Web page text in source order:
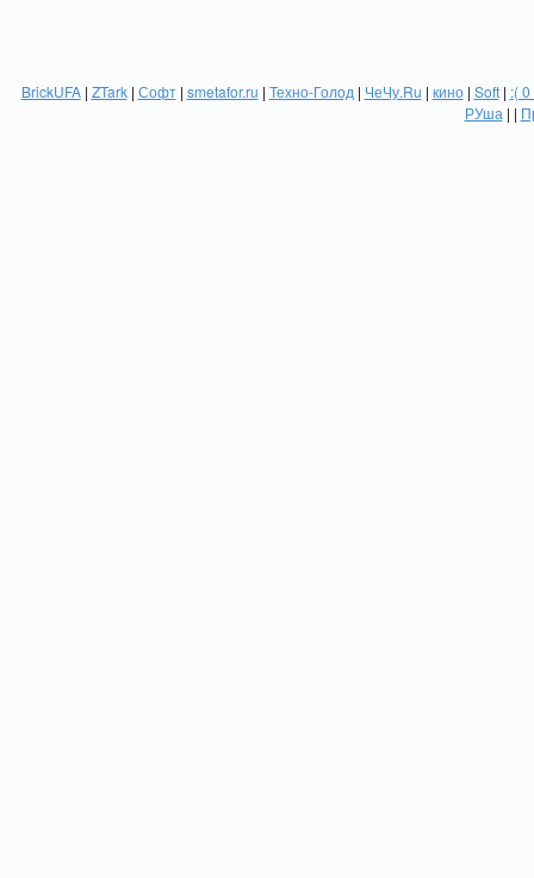
BrickUFA| ZTark| Софт| smetafor.ru | Техно-Голод | ЧеЧу.Ru | кино| Soft| :(
РУша | |